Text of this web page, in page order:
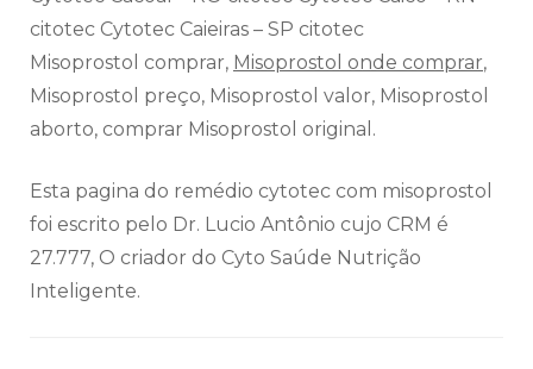
citotec Cytotec Caieiras – SP citotec
Misoprostol comprar, Misoprostol onde comprar,
Misoprostol preço, Misoprostol valor, Misoprostol
aborto, comprar Misoprostol original.
Esta pagina do remédio cytotec com misoprostol
foi escrito pelo Dr. Lucio Antônio cujo CRM é
27.777, O criador do Cyto Saúde Nutrição
Inteligente.